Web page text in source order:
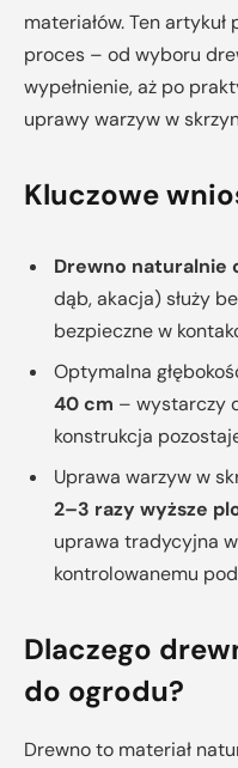
materiałów. Ten
proces – od wyboru
wypełnienie, aż po
uprawy warzyw w
Kluczowe
Drewno naturalnie
dąb, akacja) służy
bezpieczne w
Optymalna
40 cm – wystarczy
konstrukcja
Uprawa warzyw w
2–3 razy wyższe
uprawa tradycyjna
kontrolowanemu
Dlaczego
do ogrodu?
Drewno to materiał